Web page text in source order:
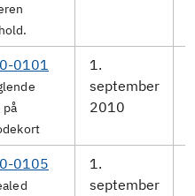
0101
på
1.
september
2010
0105
1.
september